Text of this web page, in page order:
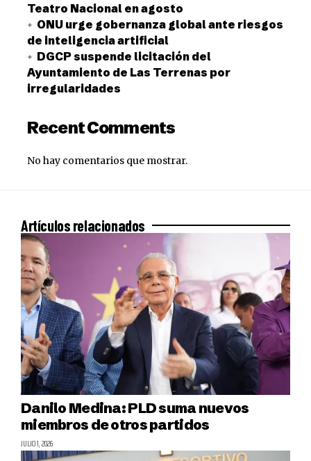
Teatro Nacional en agosto
ONU urge gobernanza global ante riesgos
de inteligencia artificial
DGCP suspende licitación del
Ayuntamiento de Las Terrenas por
irregularidades
Recent Comments
No hay comentarios que mostrar.
Artículos relacionados
Danilo Medina: PLD suma nuevos
miembros de otros partidos
JULIO 1, 2026